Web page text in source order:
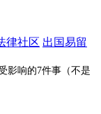
律社区 出国易留
影响的7件事（不是